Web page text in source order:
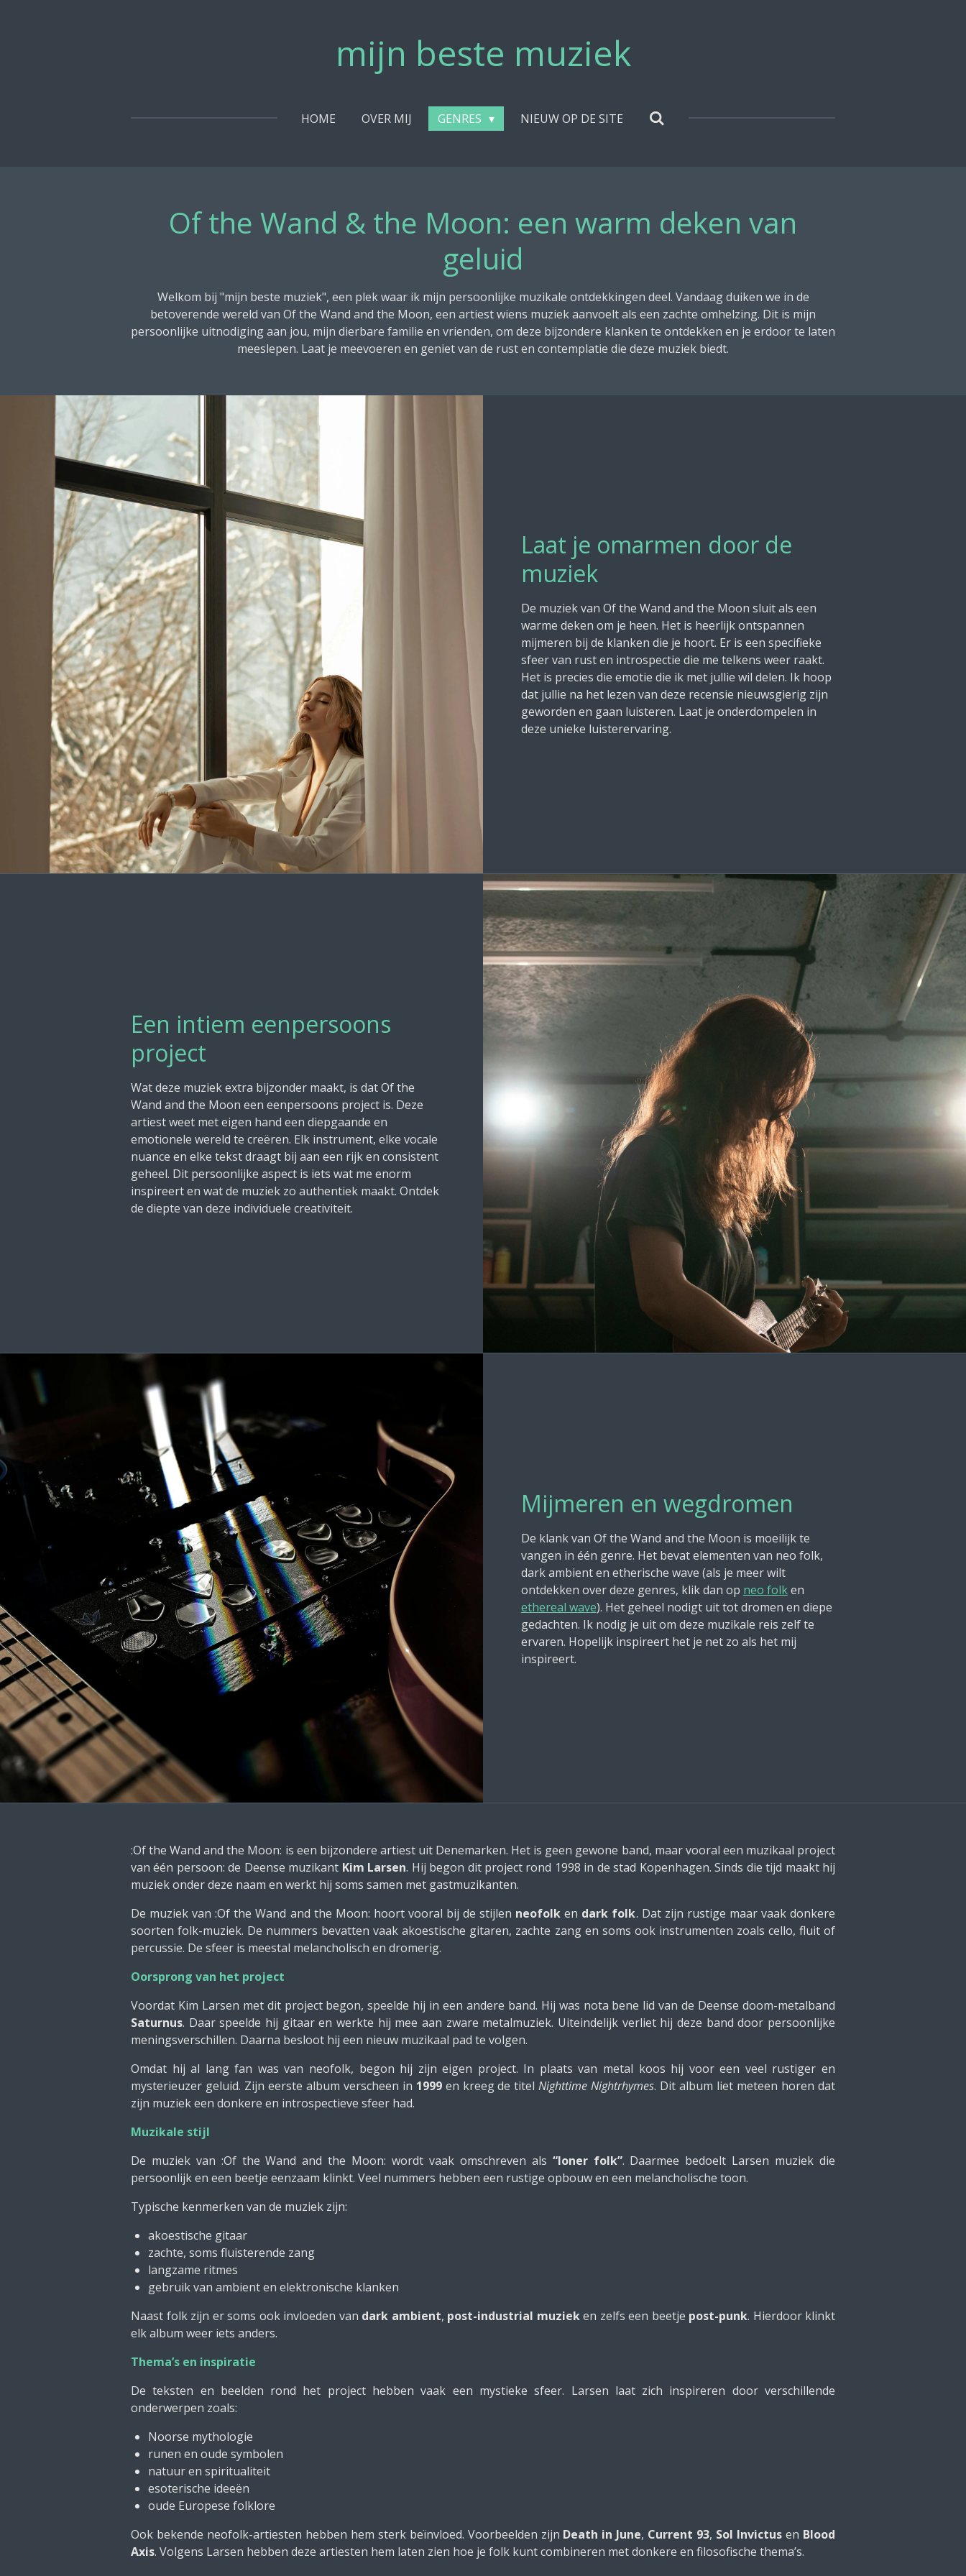
mijn beste muziek
HOME OVER MIJ GENRES NIEUW OP DE SITE
Of the Wand & the Moon: een warm deken van
geluid
Welkom bij "mijn beste muziek", een plek waar ik mijn persoonlijke muzikale ontdekkingen deel. Vandaag duiken we in de
betoverende wereld van Of the Wand and the Moon, een artiest wiens muziek aanvoelt als een zachte omhelzing. Dit is mijn
persoonlijke uitnodiging aan jou, mijn dierbare familie en vrienden, om deze bijzondere klanken te ontdekken en je erdoor te laten
meeslepen. Laat je meevoeren en geniet van de rust en contemplatie die deze muziek biedt.
Laat je omarmen door de
muziek
De muziek van Of the Wand and the Moon sluit als een
warme deken om je heen. Het is heerlijk ontspannen
mijmeren bij de klanken die je hoort. Er is een specifieke
sfeer van rust en introspectie die me telkens weer raakt.
Het is precies die emotie die ik met jullie wil delen. Ik hoop
dat jullie na het lezen van deze recensie nieuwsgierig zijn
geworden en gaan luisteren. Laat je onderdompelen in
deze unieke luisterervaring.
Een intiem eenpersoons
project
Wat deze muziek extra bijzonder maakt, is dat Of the
Wand and the Moon een eenpersoons project is. Deze
artiest weet met eigen hand een diepgaande en
emotionele wereld te creëren. Elk instrument, elke vocale
nuance en elke tekst draagt bij aan een rijk en consistent
geheel. Dit persoonlijke aspect is iets wat me enorm
inspireert en wat de muziek zo authentiek maakt. Ontdek
de diepte van deze individuele creativiteit.
Mijmeren en wegdromen
De klank van Of the Wand and the Moon is moeilijk te
vangen in één genre. Het bevat elementen van neo folk,
dark ambient en etherische wave (als je meer wilt
ontdekken over deze genres, klik dan op neo folken
ethereal wave). Het geheel nodigt uit tot dromen en diepe
gedachten. Ik nodig je uit om deze muzikale reis zelf te
ervaren. Hopelijk inspireert het je net zo als het mij
inspireert.
:Of the Wand and the Moon: is een bijzondere artiest uit Denemarken. Het is geen gewone band, maar vooral een muzikaal project
van één persoon: de Deense muzikant Kim Larsen. Hij begon dit project rond 1998 in de stad Kopenhagen. Sinds die tijd maakt hij
muziek onder deze naam en werkt hij soms samen met gastmuzikanten.
De muziek van :Of the Wand and the Moon: hoort vooral bij de stijlen neofolk en dark folk. Dat zijn rustige maar vaak donkere
soorten folk-muziek. De nummers bevatten vaak akoestische gitaren, zachte zang en soms ook instrumenten zoals cello, fluit of
percussie. De sfeer is meestal melancholisch en dromerig.
Oorsprong van het project
Voordat Kim Larsen met dit project begon, speelde hij in een andere band. Hij was nota bene lid van de Deense doom-metalband
Saturnus. Daar speelde hij gitaar en werkte hij mee aan zware metalmuziek. Uiteindelijk verliet hij deze band door persoonlijke
meningsverschillen. Daarna besloot hij een nieuw muzikaal pad te volgen.
Omdat hij al lang fan was van neofolk, begon hij zijn eigen project. In plaats van metal koos hij voor een veel rustiger en
mysterieuzer geluid. Zijn eerste album verscheen in 1999en kreeg de titelNighttime Nightrhymes. Dit album liet meteen horen dat
zijn muziek een donkere en introspectieve sfeer had.
Muzikale stijl
De muziek van :Of the Wand and the Moon: wordt vaak omschreven als “loner folk”. Daarmee bedoelt Larsen muziek die
persoonlijk en een beetje eenzaam klinkt. Veel nummers hebben een rustige opbouw en een melancholische toon.
Typische kenmerken van de muziek zijn:
akoestische gitaar
zachte, soms fluisterende zang
langzame ritmes
gebruik van ambient en elektronische klanken
Naast folk zijn er soms ook invloeden van dark ambient, post-industrial muzieken zelfs een beetje post-punk. Hierdoor klinkt
elk album weer iets anders.
Thema’s en inspiratie
De teksten en beelden rond het project hebben vaak een mystieke sfeer. Larsen laat zich inspireren door verschillende
onderwerpen zoals:
Noorse mythologie
runen en oude symbolen
natuur en spiritualiteit
esoterische ideeën
oude Europese folklore
Ook bekende neofolk-artiesten hebben hem sterk beïnvloed. Voorbeelden zijn Death in June, Current 93, Sol Invictus en Blood
Axis. Volgens Larsen hebben deze artiesten hem laten zien hoe je folk kunt combineren met donkere en filosofische thema’s.